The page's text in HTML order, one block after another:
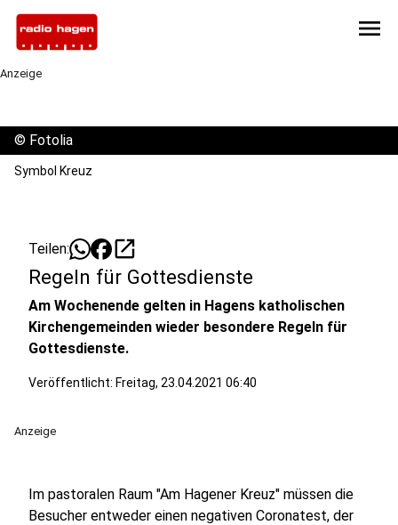
menu
Anzeige
© Fotolia
Symbol Kreuz
Teilen: open_in_new
Regeln für Gottesdienste
Am Wochenende gelten in Hagens katholischen
Kirchengemeinden wieder besondere Regeln für
Gottesdienste.
Veröffentlicht: Freitag, 23.04.2021 06:40
Anzeige
Im pastoralen Raum "Am Hagener Kreuz" müssen die
Besucher entweder einen negativen Coronatest, der